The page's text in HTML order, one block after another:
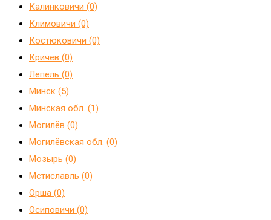
Калинковичи (0)
Климовичи (0)
Костюковичи (0)
Кричев (0)
Лепель (0)
Минск (5)
Минская обл. (1)
Могилёв (0)
Могилёвская обл. (0)
Мозырь (0)
Мстиславль (0)
Орша (0)
Осиповичи (0)